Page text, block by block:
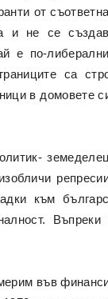
от
и не се
е по-
са
в домовете
към
Въпреки
във